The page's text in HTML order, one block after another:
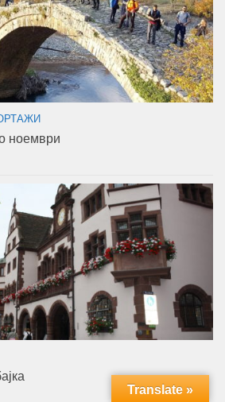
ноември
Translate »